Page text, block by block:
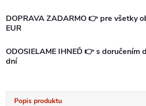
DOPRAVA ZADARMO 👉 pre všetky
EUR
ODOSIELAME IHNEĎ 👉 s doručením
dní
Popis produktu